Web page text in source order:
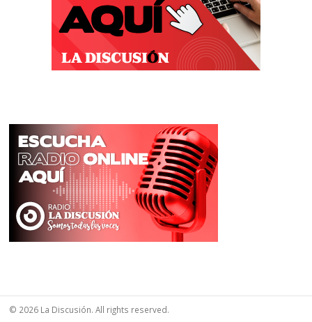
© 2026 La Discusión. All rights reserved.